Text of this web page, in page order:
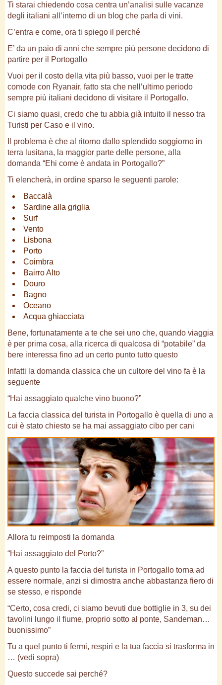
Ti starai chiedendo cosa centra un’analisi sulle vacanze
degli italiani all’interno di un blog che parla di vini.
C’entra e come, ora ti spiego il perché
E’ da un paio di anni che sempre più persone decidono di
partire per il Portogallo
Vuoi per il costo della vita più basso, vuoi per le tratte
comode con Ryanair, fatto sta che nell’ultimo periodo
sempre più italiani decidono di visitare il Portogallo.
Ci siamo quasi, credo che tu abbia già intuito il nesso tra
Turisti per Caso e il vino.
Il problema è che al ritorno dallo splendido soggiorno in
terra lusitana, la maggior parte delle persone, alla
domanda “Ehi come è andata in Portogallo?”
Ti elencherà, in ordine sparso le seguenti parole:
Baccalà
Sardine alla griglia
Surf
Vento
Lisbona
Porto
Coimbra
Bairro Alto
Douro
Bagno
Oceano
Acqua ghiacciata
Bene, fortunatamente a te che sei uno che, quando viaggia
è per prima cosa, alla ricerca di qualcosa di “potabile” da
bere interessa fino ad un certo punto tutto questo
Infatti la domanda classica che un cultore del vino fa è la
seguente
“Hai assaggiato qualche vino buono?”
La faccia classica del turista in Portogallo è quella di uno a
cui è stato chiesto se ha mai assaggiato cibo per cani
Allora tu reimposti la domanda
“Hai assaggiato del Porto?”
A questo punto la faccia del turista in Portogallo torna ad
essere normale, anzi si dimostra anche abbastanza fiero di
se stesso, e risponde
“Certo, cosa credi, ci siamo bevuti due bottiglie in 3, su dei
tavolini lungo il fiume, proprio sotto al ponte, Sandeman…
buonissimo”
Tu a quel punto ti fermi, respiri e la tua faccia si trasforma in
… (vedi sopra)
Questo succede sai perché?